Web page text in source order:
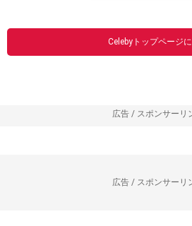
Celebyトップページ
広告 / スポンサーリ
広告 / スポンサーリ